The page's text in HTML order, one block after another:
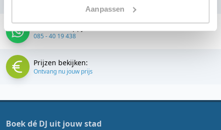
Aanpassen
085 - 40 19 438
Prijzen bekijken:
Ontvang nu jouw prijs
Boek dé DJ uit jouw stad